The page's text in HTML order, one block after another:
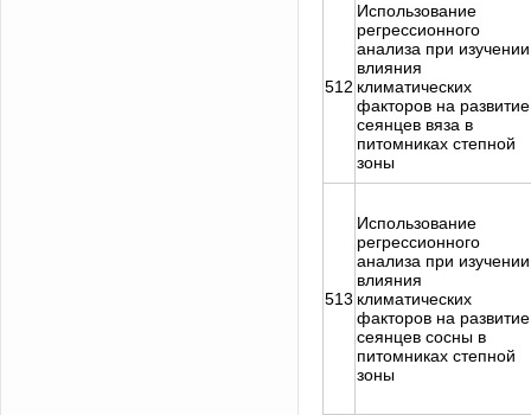
512
Использование
регрессионного
анализа при изучении
влияния
климатических
факторов на развитие
сеянцев вяза в
питомниках степной
зоны
513
Использование
регрессионного
анализа при изучении
влияния
климатических
факторов на развитие
сеянцев сосны в
питомниках степной
зоны